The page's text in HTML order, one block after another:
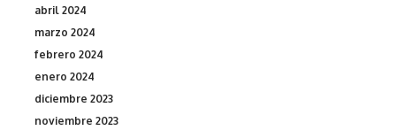
abril 2024
marzo 2024
febrero 2024
enero 2024
diciembre 2023
noviembre 2023